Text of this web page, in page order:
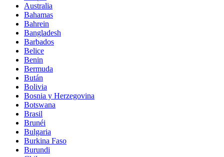
Australia
Bahamas
Bahrein
Bangladesh
Barbados
Belice
Benin
Bermuda
Bután
Bolivia
Bosnia y Herzegovina
Botswana
Brasil
Brunéi
Bulgaria
Burkina Faso
Burundi